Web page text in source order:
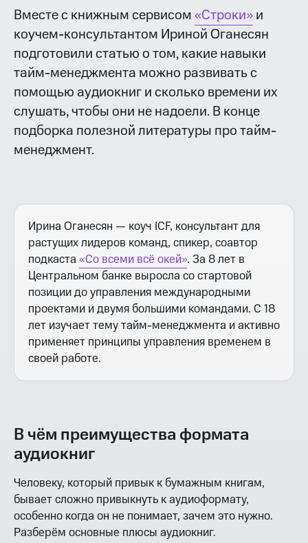
Вместе с книжным сервисом «Строки»и
коучем-консультантом Ириной Оганесян
подготовили статью о том, какие навыки
тайм-менеджмента можно развивать с
помощью аудиокниг и сколько времени их
слушать, чтобы они не надоели. В конце
подборка полезной литературы про тайм-
менеджмент.
Ирина Оганесян — коуч ICF, консультант для
растущих лидеров команд, спикер, соавтор
подкаста «Со всеми всё окей». За 8 лет в
Центральном банке выросла со стартовой
позиции до управления международными
проектами и двумя большими командами. С 18
лет изучает тему тайм-менеджмента и активно
применяет принципы управления временем в
своей работе.
В чём преимущества формата
аудиокниг
Человеку, который привык к бумажным книгам,
бывает сложно привыкнуть к аудиоформату,
особенно когда он не понимает, зачем это нужно.
Разберём основные плюсы аудиокниг.